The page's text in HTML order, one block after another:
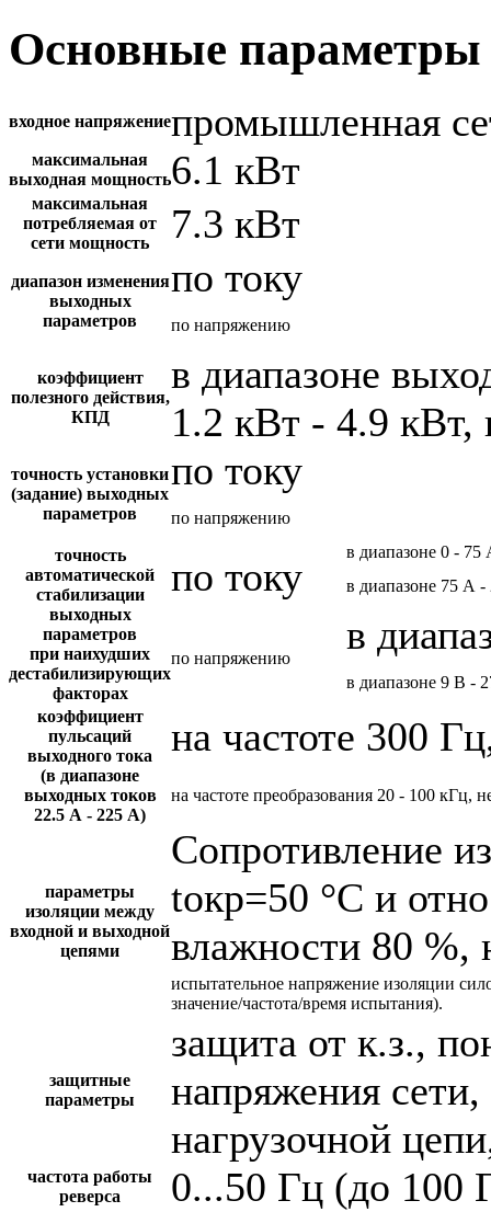
Основные параметры
входное напряжениепромышленная
максимальная
выходная мощность6.1 кВт
максимальная
потребляемая от
сети мощность
7.3 кВт
диапазон изменения
выходных
параметров
по току
по напряжению
коэффициент
полезного действия,
КПД
в диапазоне
1.2 кВт - 4.9 кВт,
точность установки
(задание) выходных
параметров
по току
по напряжению
точность
автоматической
стабилизации
выходных
параметров
при наихудших
дестабилизирующих
факторах
по току
в диапазоне 0 - 75
в диапазоне 75 А
по напряжению
в
в диапазоне 9 В -
коэффициент
пульсаций
выходного тока
(в диапазоне
выходных токов
22.5 А - 225 А)
на частоте 300
на частоте преобразования 20 - 100 кГц,
параметры
изоляции между
входной и выходной
цепями
Сопротивление
tокр=50 °С и
влажности 80 %,
испытательное напряжение изоляции
значение/частота/время испытания).
защитные
параметры
защита от к.з.,
напряжения
нагрузочной
частота работы
реверса
0...50 Гц (до 100